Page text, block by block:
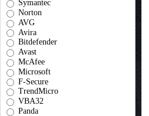
Symantec
Norton
AVG
Avira
Bitdefender
Avast
McAfee
Microsoft
F-Secure
TrendMicro
VBA32
Panda